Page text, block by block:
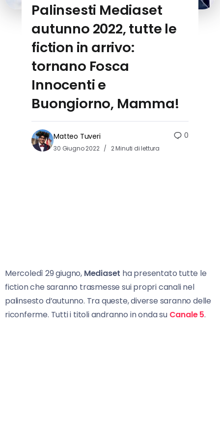
Palinsesti Mediaset
autunno 2022, tutte le
fiction in arrivo:
tornano Fosca
Innocenti e
Buongiorno, Mamma!
Matteo Tuveri
30 Giugno 2022 2 Minuti di lettura
0
Mercoledì 29 giugno, Mediaset ha presentato tutte le
fiction che saranno trasmesse sui propri canali nel
palinsesto d’autunno. Tra queste, diverse saranno delle
riconferme. Tutti i titoli andranno in onda su Canale 5.